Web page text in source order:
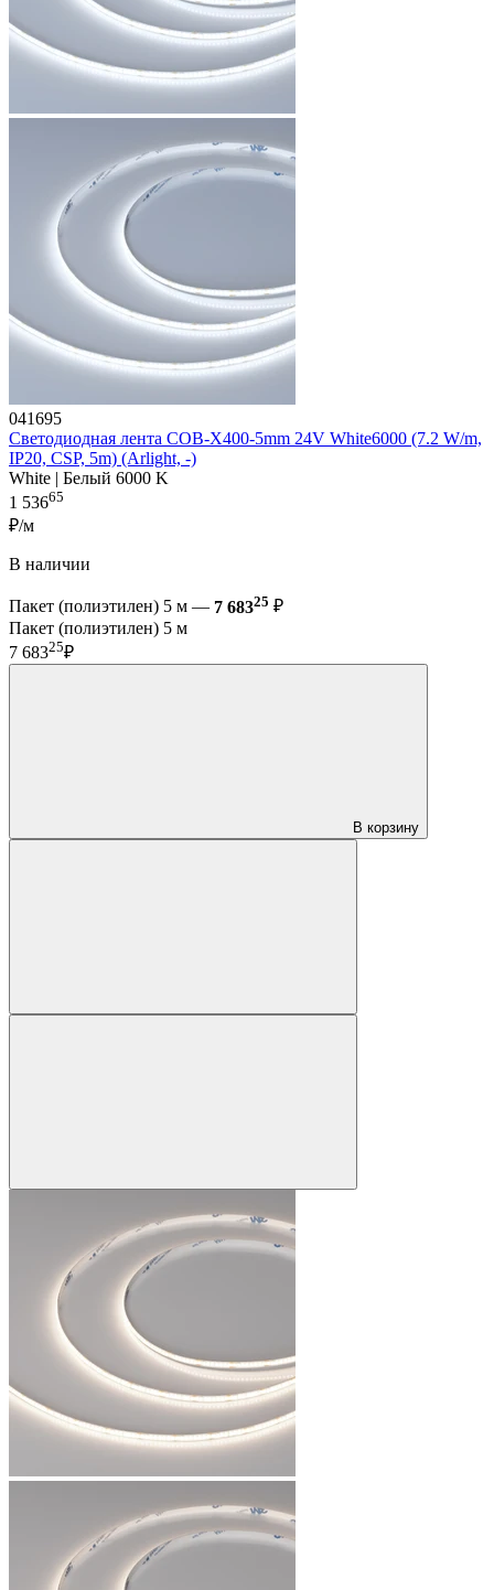
041695
Светодиодная лента COB-X400-5mm 24V White6000 (7.2 W/m,
IP20, CSP, 5m) (Arlight, -)
White | Белый 6000 K
1 53665
₽/м
В наличии
Пакет (полиэтилен) 5 м — 7 68325 ₽
Пакет (полиэтилен) 5 м
7 68325₽
В корзину